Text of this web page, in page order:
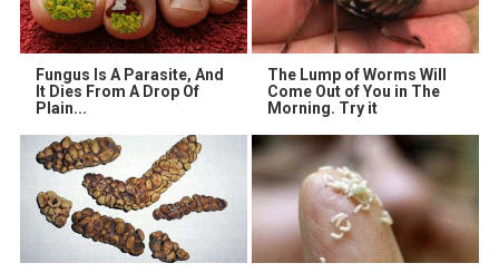
Fungus Is A Parasite, And
It Dies From A Drop Of
Plain...
The Lump of Worms Will
Come Out of You in The
Morning. Try it